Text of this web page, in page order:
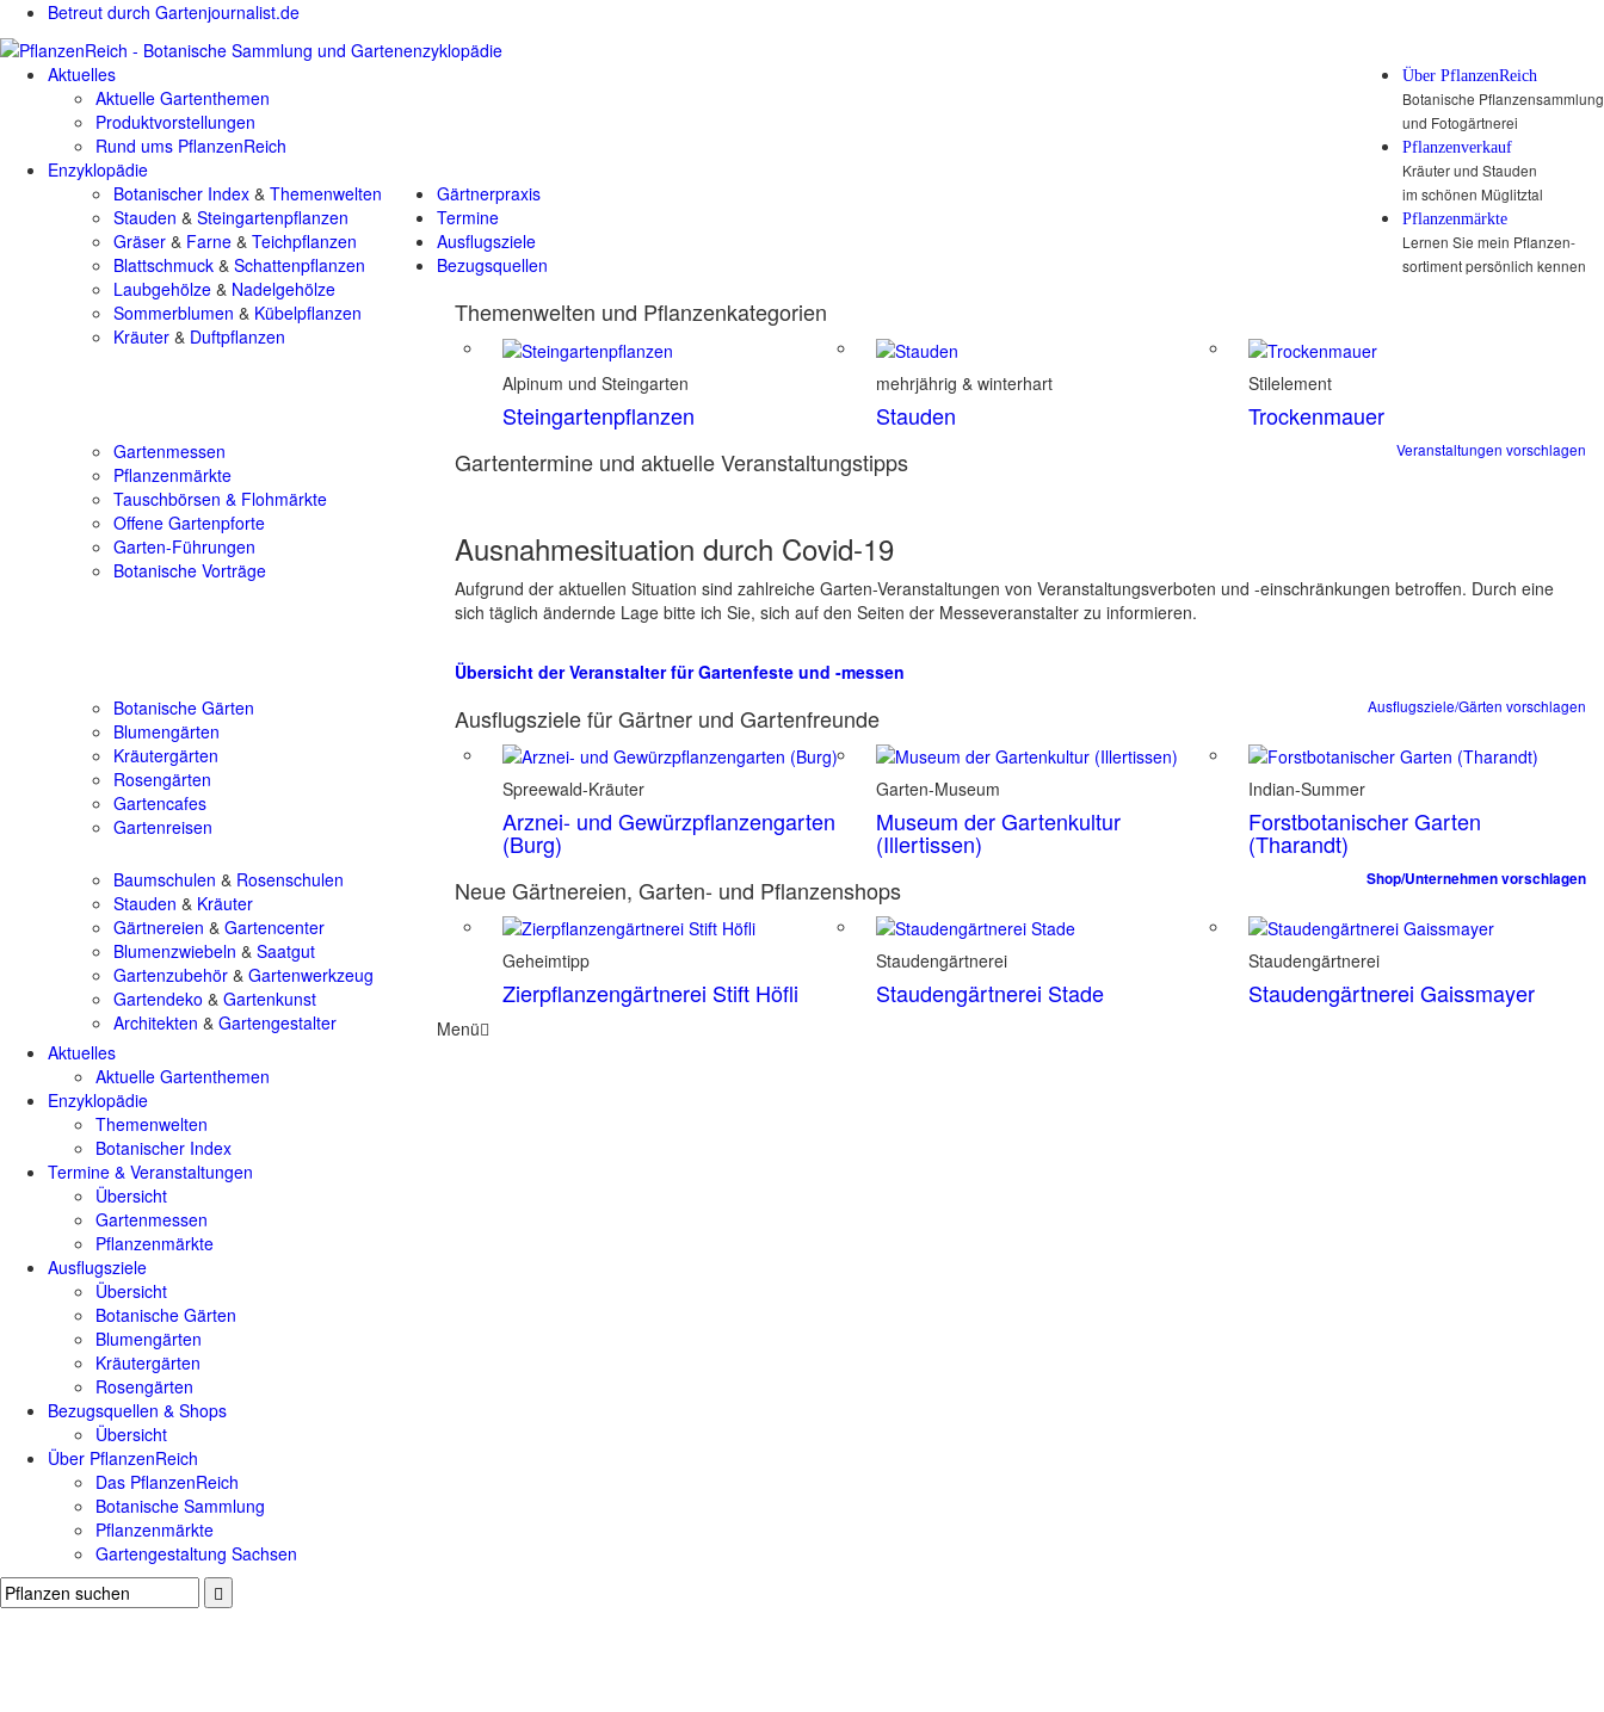
Betreut durch Gartenjournalist.de
Über PflanzenReich
Botanische Pflanzensammlung
und Fotogärtnerei
Pflanzenverkauf
Kräuter und Stauden
im schönen Müglitztal
Pflanzenmärkte
Lernen Sie mein Pflanzen-
sortiment persönlich kennen
Aktuelles
Aktuelle Gartenthemen
Produktvorstellungen
Rund ums PflanzenReich
Enzyklopädie
Botanischer Index & Themenwelten
Stauden & Steingartenpflanzen
Gräser & Farne & Teichpflanzen
Blattschmuck & Schattenpflanzen
Laubgehölze & Nadelgehölze
Sommerblumen & Kübelpflanzen
Kräuter & Duftpflanzen
Themenwelten und Pflanzenkategorien
Alpinum und Steingarten
Steingartenpflanzen
mehrjährig & winterhart
Stauden
Stilelement
Trockenmauer
Gärtnerpraxis
Termine
Gartenmessen
Pflanzenmärkte
Tauschbörsen & Flohmärkte
Offene Gartenpforte
Garten-Führungen
Botanische Vorträge
Veranstaltungen vorschlagen
Gartentermine und aktuelle Veranstaltungstipps
Ausnahmesituation durch Covid-19
Aufgrund der aktuellen Situation sind zahlreiche Garten-Veranstaltungen von Veranstaltungsverboten und -einschränkungen betroffen. Durch eine
sich täglich ändernde Lage bitte ich Sie, sich auf den Seiten der Messeveranstalter zu informieren.
Übersicht der Veranstalter für Gartenfeste und -messen
Ausflugsziele
Botanische Gärten
Blumengärten
Kräutergärten
Rosengärten
Gartencafes
Gartenreisen
Ausflugsziele/Gärten vorschlagen
Ausflugsziele für Gärtner und Gartenfreunde
Spreewald-Kräuter
Arznei- und Gewürzpflanzengarten
(Burg)
Garten-Museum
Museum der Gartenkultur
(Illertissen)
Indian-Summer
Forstbotanischer Garten
(Tharandt)
Bezugsquellen
Baumschulen & Rosenschulen
Stauden & Kräuter
Gärtnereien & Gartencenter
Blumenzwiebeln & Saatgut
Gartenzubehör & Gartenwerkzeug
Gartendeko & Gartenkunst
Architekten & Gartengestalter
Shop/Unternehmen vorschlagen
Neue Gärtnereien, Garten- und Pflanzenshops
Geheimtipp
Zierpflanzengärtnerei Stift Höfli
Staudengärtnerei
Staudengärtnerei Stade
Staudengärtnerei
Staudengärtnerei Gaissmayer
Menü
Aktuelles
Aktuelle Gartenthemen
Enzyklopädie
Themenwelten
Botanischer Index
Termine & Veranstaltungen
Übersicht
Gartenmessen
Pflanzenmärkte
Ausflugsziele
Übersicht
Botanische Gärten
Blumengärten
Kräutergärten
Rosengärten
Bezugsquellen & Shops
Übersicht
Über PflanzenReich
Das PflanzenReich
Botanische Sammlung
Pflanzenmärkte
Gartengestaltung Sachsen